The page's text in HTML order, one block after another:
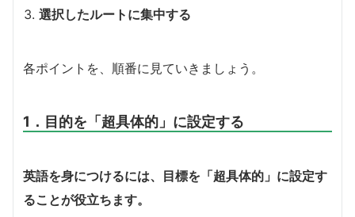
選択したルートに集中する
各ポイントを、順番に見ていきましょう。
1．目的を「超具体的」に設定する
英語を身につけるには、目標を「超具体的」に設定す
ることが役立ちます。